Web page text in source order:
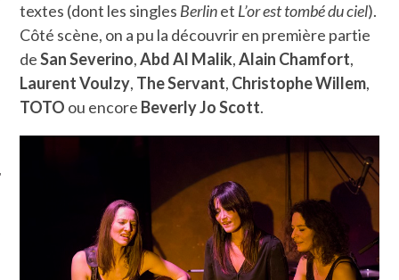
SOCIAUX
textes (dont les singles Berlinet L’or est tombé du ciel).
Côté scène, on a pu la découvrir en première partie
deSan Severino,Abd Al Malik,Alain Chamfort,
Laurent Voulzy, The Servant, Christophe Willem,
TOTO ou encore Beverly Jo Scott.